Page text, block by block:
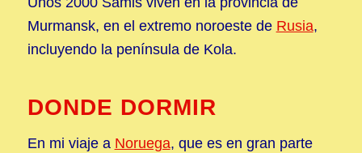
Murmansk, en el extremo noroeste de Rusia,
incluyendo la península de Kola.
DONDE DORMIR
En mi viaje a Noruega, que es en gran parte